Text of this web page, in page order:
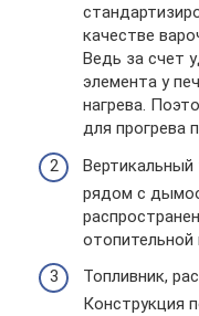
качестве
Ведь за счет
элемента у
нагрева.
для прогрева
Вертикальный
рядом с
отопительной
Топливник,
Конструкция